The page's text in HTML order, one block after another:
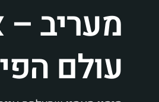
מעריב
עולם